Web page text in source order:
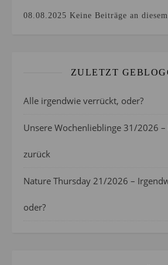
08.08.2025 Keine Beiträge an
ZULETZT
Alle irgendwie verrückt, oder?
Unsere Wochenlieblinge 31/2026
zurück
Nature Thursday 21/2026 –
oder?